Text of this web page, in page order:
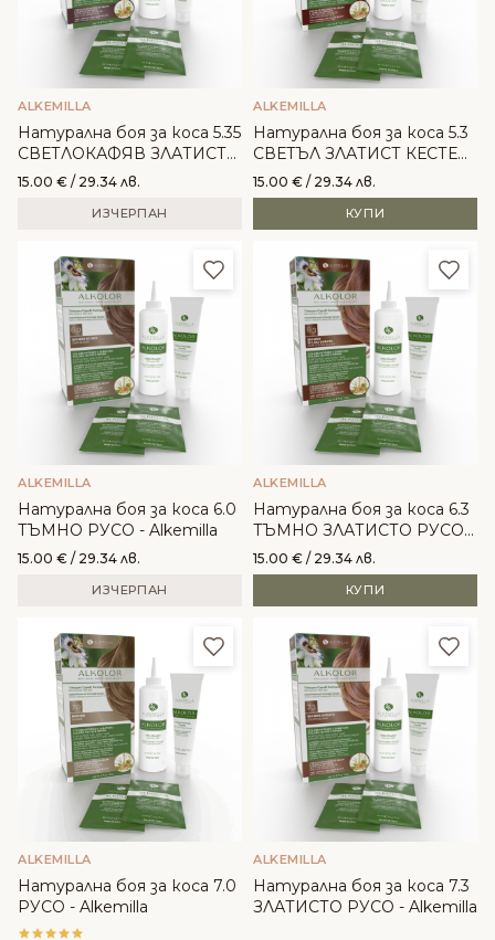
ALKEMILLA
Натурална боя за коса 5.35
СВЕТЛОКАФЯВ ЗЛАТИСТ
МАХАГОН - Alkemilla
15.00 € / 29.34 лв.
ИЗЧЕРПАН
ALKEMILLA
Натурална боя за коса 5.3
СВЕТЪЛ ЗЛАТИСТ КЕСТЕН
- Alkemilla
15.00 € / 29.34 лв.
КУПИ
Добави в любими
ALKEMILLA
Натурална боя за коса 6.0
ТЪМНО РУСО - Alkemilla
15.00 € / 29.34 лв.
ИЗЧЕРПАН
ALKEMILLA
Натурална боя за коса 6.3
ТЪМНО ЗЛАТИСТО РУСО -
Alkemilla
15.00 € / 29.34 лв.
КУПИ
Добави в любими
ALKEMILLA
Натурална боя за коса 7.0
РУСО - Alkemilla
ALKEMILLA
Натурална боя за коса 7.3
ЗЛАТИСТО РУСО - Alkemilla